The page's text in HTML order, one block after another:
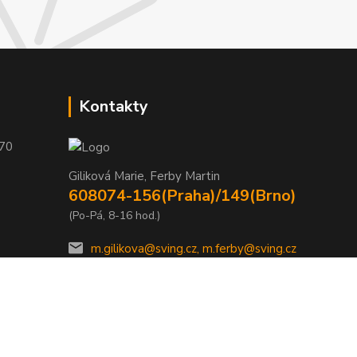
Kontakty
Giliková Marie, Ferby Martin
608074-156(Praha)/149(Brno)
(Po-Pá, 8-16 hod.)
m.gilikova@sving.cz, m.ferby@sving.cz